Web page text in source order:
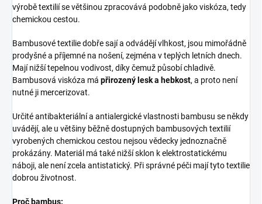
výrobě textilií se většinou zpracovává podobně jako viskóza, tedy
chemickou cestou.
Bambusové textilie dobře sají a odvádějí vlhkost, jsou mimořádně
prodyšné a příjemné na nošení, zejména v teplých letních dnech.
Mají nižší tepelnou vodivost, díky čemuž působí chladivě.
Bambusová viskóza má přirozený lesk a hebkost, a proto není
nutné ji mercerizovat.
Určité antibakteriální a antialergické vlastnosti bambusu se někdy
uvádějí, ale u většiny běžně dostupných bambusových textilií
vyrobených chemickou cestou nejsou vědecky jednoznačně
prokázány. Materiál má také nižší sklon k elektrostatickému
náboji, ale není zcela antistatický. Při správné péči mají tyto textilie
dobrou životnost.
Proč bambus: